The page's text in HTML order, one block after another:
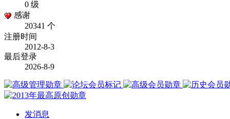
0 级
感谢
20341 个
注册时间
2012-8-3
最后登录
2026-8-9
发消息